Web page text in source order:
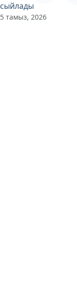
сыйлады
5 тамыз, 2026